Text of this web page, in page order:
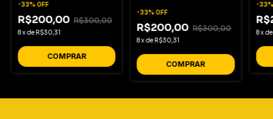
-33%OFF
R$200,00 R$300,00
8xde R$30,31
COMPRAR
-33%OFF
R$200,00 R$300,00
8xde R$30,31
COMPRAR
-33
8x